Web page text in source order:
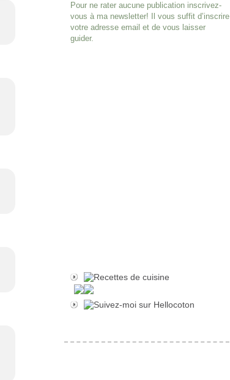
Pour ne rater aucune publication inscrivez-
vous à ma newsletter! Il vous suffit d’inscrire
votre adresse email et de vous laisser
guider.